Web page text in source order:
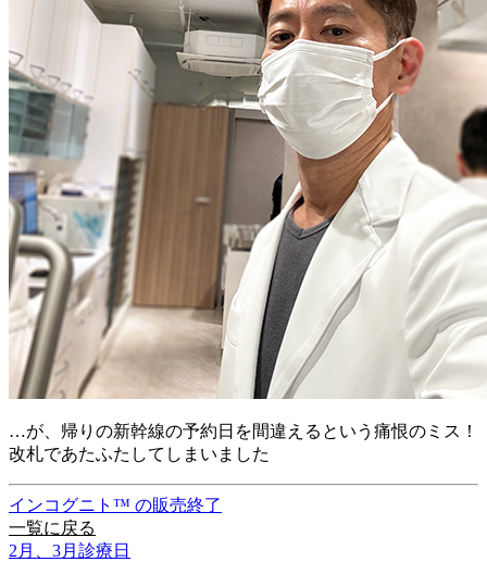
…が、帰りの新幹線の予約日を間違えるという痛恨のミス！
改札であたふたしてしまいました
インコグニト™ の販売終了
一覧に戻る
2月、3月診療日